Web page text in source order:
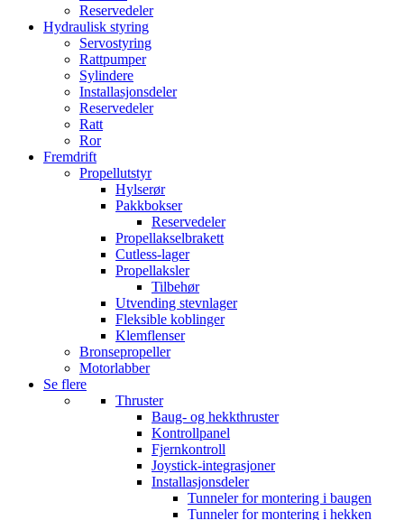
Reservedeler
Hydraulisk styring
Servostyring
Rattpumper
Sylindere
Installasjonsdeler
Reservedeler
Ratt
Ror
Fremdrift
Propellutstyr
Hylserør
Pakkbokser
Reservedeler
Propellakselbrakett
Cutless-lager
Propellaksler
Tilbehør
Utvending stevnlager
Fleksible koblinger
Klemflenser
Bronsepropeller
Motorlabber
Se flere
Thruster
Baug- og hekkthruster
Kontrollpanel
Fjernkontroll
Joystick-integrasjoner
Installasjonsdeler
Tunneler for montering i baugen
Tunneler for montering i hekken